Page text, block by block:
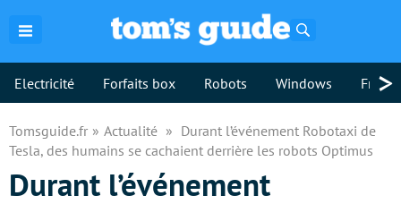
Electricité Forfaits box Robots Windows >
Tomsguide.fr Actualité
Durant l’événement Robotaxi de
Tesla, des humains se cachaient derrière les robots Optimus
Durant l’événement